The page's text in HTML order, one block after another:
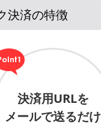
決済の特徴
決済用URLを
メールで送るだけ